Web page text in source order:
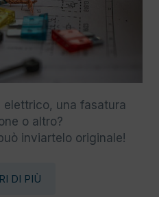
elettrico, una fasatura
o altro?
inviartelo originale!
DI PIÙ